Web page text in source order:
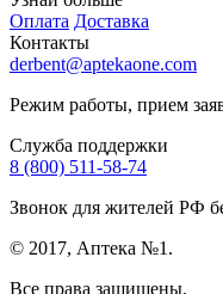
Оплата Доставка
Контакты
derbent@aptekaone.com
Режим работы, прием
Служба поддержки
8 (800) 511-58-74
Звонок для жителей РФ
© 2017, Аптека №1.
Все права защищены.